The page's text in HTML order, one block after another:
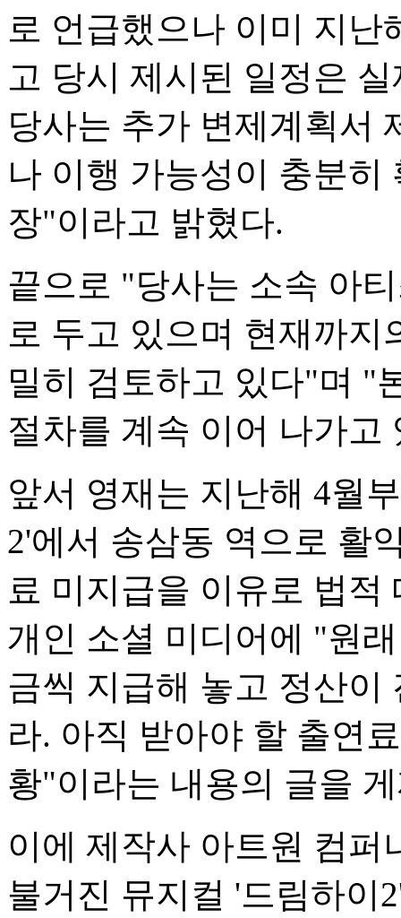
로 언급했으나 이미 지
고 당시 제시된 일정은
당사는 추가 변제계획서
나 이행 가능성이 충분
장"이라고 밝혔다.
끝으로 "당사는 소속 아
로 두고 있으며 현재까지
밀히 검토하고 있다"며 "
절차를 계속 이어 나가고
앞서 영재는 지난해 4월
2'에서 송삼동 역으로 활
료 미지급을 이유로 법
개인 소셜 미디어에 "원
금씩 지급해 놓고 정산이
라. 아직 받아야 할 출연
황"이라는 내용의 글을
이에 제작사 아트원 컴퍼
불거진 뮤지컬 '드림하이